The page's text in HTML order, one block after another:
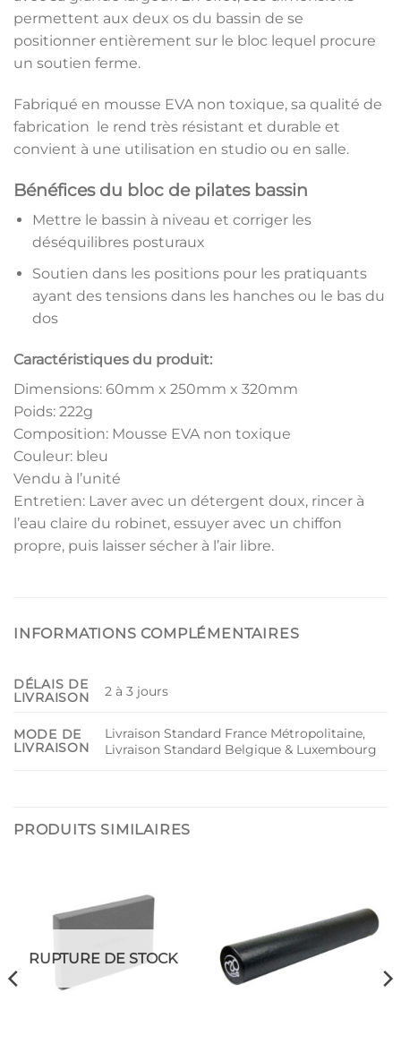
permettent aux deux os du bassin de se
positionner entièrement sur le bloc lequel procure
un soutien ferme.
Fabriqué en mousse EVA non toxique, sa qualité de
fabrication le rend très résistant et durable et
convient à une utilisation en studio ou en salle.
Bénéfices du bloc de pilates bassin
Mettre le bassin à niveau et corriger les
déséquilibres posturaux
Soutien dans les positions pour les pratiquants
ayant des tensions dans les hanches ou le bas du
dos
Caractéristiques du produit:
Dimensions: 60mm x 250mm x 320mm
Poids: 222g
Composition: Mousse EVA non toxique
Couleur: bleu
Vendu à l’unité
Entretien: Laver avec un détergent doux, rincer à
l’eau claire du robinet, essuyer avec un chiffon
propre, puis laisser sécher à l’air libre.
INFORMATIONS COMPLÉMENTAIRES
DÉLAIS DE
LIVRAISON
2 à 3 jours
MODE DE
LIVRAISON
Livraison Standard France Métropolitaine,
Livraison Standard Belgique & Luxembourg
PRODUITS SIMILAIRES
RUPTURE DE STOCK